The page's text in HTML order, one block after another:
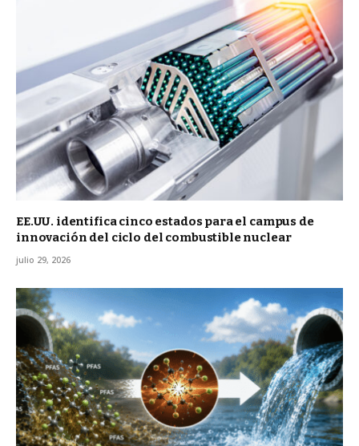
EE.UU. identifica cinco estados para el campus de
innovación del ciclo del combustible nuclear
julio 29, 2026